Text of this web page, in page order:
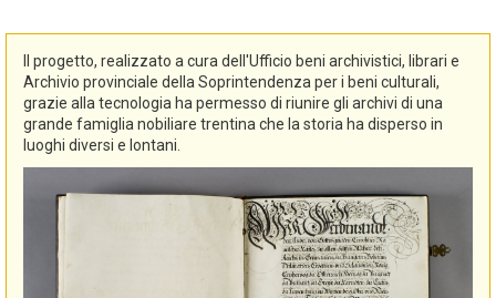
Il progetto, realizzato a cura dell'Ufficio beni archivistici, librari e
Archivio provinciale della Soprintendenza per i beni culturali,
grazie alla tecnologia ha permesso di riunire gli archivi di una
grande famiglia nobiliare trentina che la storia ha disperso in
luoghi diversi e lontani.